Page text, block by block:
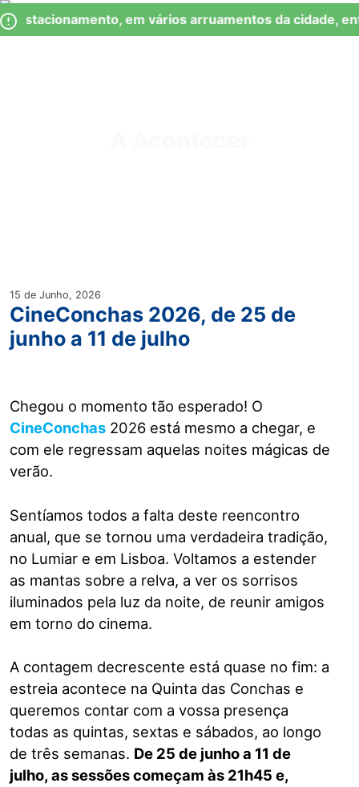
Observação:
este
Skip
to
Estacionamento, em vários arruamentos da cidade,
15 de Junho, 2026
CineConchas 2026, de 25 de
junho a 11 de julho
Chegou o momento tão esperado! O
CineConchas 2026 está mesmo a chegar, e
com ele regressam aquelas noites mágicas de
verão.
Sentíamos todos a falta deste reencontro
anual, que se tornou uma verdadeira tradição,
no Lumiar e em Lisboa. Voltamos a estender
as mantas sobre a relva, a ver os sorrisos
iluminados pela luz da noite, de reunir amigos
em torno do cinema.
A contagem decrescente está quase no fim: a
estreia acontece na Quinta das Conchas e
queremos contar com a vossa presença
todas as quintas, sextas e sábados, ao longo
de três semanas. De 25 de junho a 11 de
julho, as sessões começam às 21h45 e,